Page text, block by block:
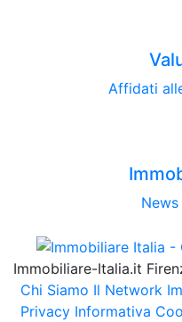
Affidati
Immobiliare-Italia.it
Chi Siamo Il Network
Privacy Informativa